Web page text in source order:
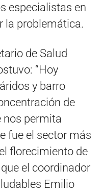
especialistas en
la problemática.
de Salud
“Hoy
y barro
de
nos permita
fue el sector más
florecimiento de
el coordinador
Emilio